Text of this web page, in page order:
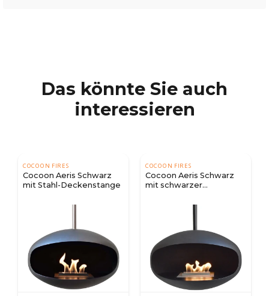
Das könnte Sie auch
interessieren
COCOON FIRES
Cocoon Aeris Schwarz
mit Stahl-Deckenstange
COCOON FIRES
Cocoon Aeris Schwarz
mit schwarzer